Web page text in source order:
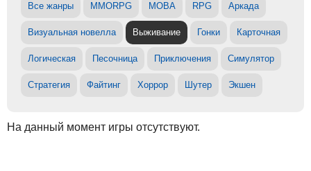
Все жанры MMORPG MOBA RPG Аркада
Визуальная новелла Выживание Гонки Карточная
Логическая Песочница Приключения Симулятор
Стратегия Файтинг Хоррор Шутер Экшен
На данный момент игры отсутствуют.